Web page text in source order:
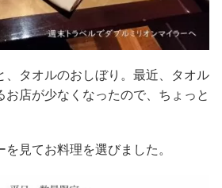
、タオルのおしぼり。最近、タオル
お店が少なくなったので、ちょっと
見てお料理を選びました。